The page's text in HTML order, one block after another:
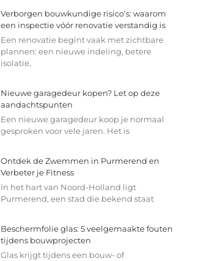
Verborgen bouwkundige risico’s: waarom
een inspectie vóór renovatie verstandig is
Een renovatie begint vaak met zichtbare
plannen: een nieuwe indeling, betere
isolatie,
Nieuwe garagedeur kopen? Let op deze
aandachtspunten
Een nieuwe garagedeur koop je normaal
gesproken voor vele jaren. Het is
Ontdek de Zwemmen in Purmerend en
Verbeter je Fitness
In het hart van Noord-Holland ligt
Purmerend, een stad die bekend staat
Beschermfolie glas: 5 veelgemaakte fouten
tijdens bouwprojecten
Glas krijgt tijdens een bouw- of